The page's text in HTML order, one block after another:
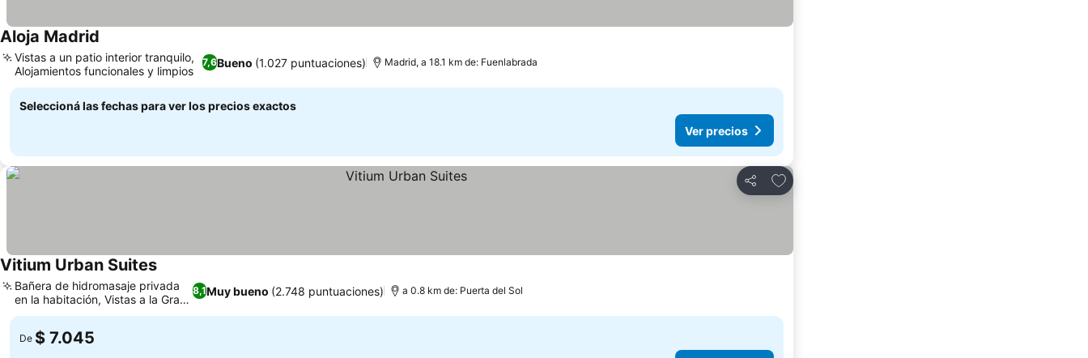
Aloja Madrid
7,6Bueno (1.027 puntuaciones)
Vistas a un patio interior tranquilo,
Alojamientos funcionales y limpios
Madrid, a 18.1 km de: Fuenlabrada
Seleccioná las fechas para ver los precios exactos
Ver precios
Compartir
Añadir a favoritos
Vitium Urban Suites
8,1Muy bueno (2.748 puntuaciones)
Bañera de hidromasaje privada
en la habitación, Vistas a la Gran
Vía
a 0.8 km de: Puerta del Sol
De $ 7.045